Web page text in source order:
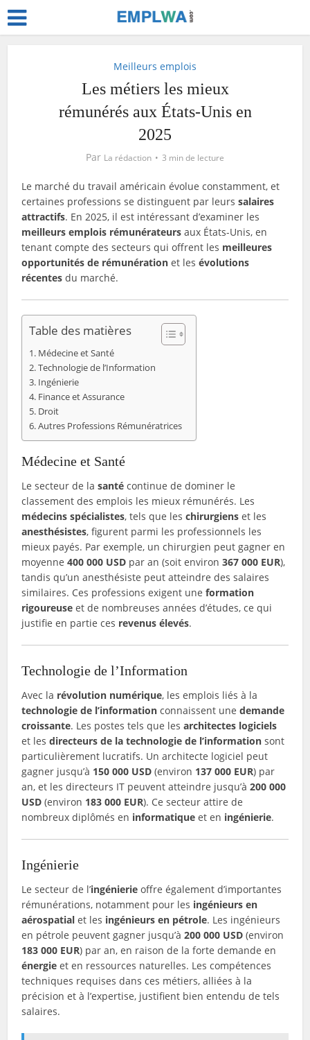
Meilleurs emplois
Les métiers les mieux
rémunérés aux États-Unis en
2025
Par La rédaction 3 min de lecture
Le marché du travail américain évolue constamment, et
certaines professions se distinguent par leurssalaires
attractifs. En 2025, il est intéressant d’examiner les
meilleurs emplois rémunérateurs aux États-Unis, en
tenant compte des secteurs qui offrent les meilleures
opportunités de rémunération et lesévolutions
récentes du marché.
Table des matières
Médecine et Santé
Technologie de l’Information
Ingénierie
Finance et Assurance
Droit
Autres Professions Rémunératrices
Médecine et Santé
Le secteur de lasanté continue de dominer le
classement des emplois les mieux rémunérés. Les
médecins spécialistes, tels que leschirurgiens et les
anesthésistes, figurent parmi les professionnels les
mieux payés. Par exemple, un chirurgien peut gagner en
moyenne400 000 USD par an (soit environ367 000 EUR),
tandis qu’un anesthésiste peut atteindre des salaires
similaires. Ces professions exigent uneformation
rigoureuse et de nombreuses années d’études, ce qui
justifie en partie ces revenus élevés.
Technologie de l’Information
Avec la révolution numérique, les emplois liés à la
technologie de l’information connaissent unedemande
croissante. Les postes tels que lesarchitectes logiciels
et lesdirecteurs de la technologie de l’information sont
particulièrement lucratifs. Un architecte logiciel peut
gagner jusqu’à 150 000 USD (environ 137 000 EUR) par
an, et les directeurs IT peuvent atteindre jusqu’à200 000
USD (environ 183 000 EUR). Ce secteur attire de
nombreux diplômés en informatique et en ingénierie.
Ingénierie
Le secteur de l’ingénierie offre également d’importantes
rémunérations, notamment pour les ingénieurs en
aérospatial et les ingénieurs en pétrole. Les ingénieurs
en pétrole peuvent gagner jusqu’à200 000 USD (environ
183 000 EUR) par an, en raison de la forte demande en
énergie et en ressources naturelles. Les compétences
techniques requises dans ces métiers, alliées à la
précision et à l’expertise, justifient bien entendu de tels
salaires.